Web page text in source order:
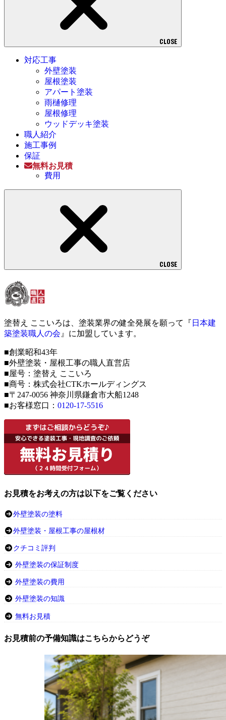
CLOSE
対応工事
外壁塗装
屋根塗装
アパート塗装
雨樋修理
屋根修理
ウッドデッキ塗装
職人紹介
施工事例
保証
無料お見積
費用
CLOSE
塗替え ここいろは、塗装業界の健全発展を願って『 日本建
築塗装職人の会』に加盟しています。
■創業昭和43年
■外壁塗装・屋根工事の職人直営店
■屋号：塗替え ここいろ
■商号：株式会社CTKホールディングス
■〒247-0056 神奈川県鎌倉市大船1248
■お客様窓口： 0120-17-5516
お見積をお考えの方は以下をご覧ください
外壁塗装の塗料
外壁塗装・屋根工事の屋根材
クチコミ評判
外壁塗装の保証制度
外壁塗装の費用
外壁塗装の知識
無料お見積
お見積前の予備知識はこちらからどうぞ